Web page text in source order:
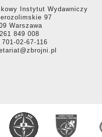
Instytut Wydawniczy
97
Warszawa
849 008
701-02-67-116